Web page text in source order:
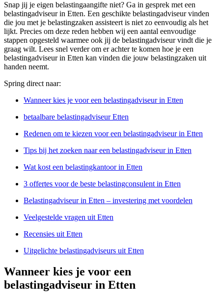
Snap jij je eigen belastingaangifte niet? Ga in gesprek met een
belastingadviseur in Etten. Een geschikte belastingadviseur vinden
die jou met je belastingzaken assisteert is niet zo eenvoudig als het
lijkt. Precies om deze reden hebben wij een aantal eenvoudige
stappen opgesteld waarmee ook jij de belastingadviseur vindt die je
graag wilt. Lees snel verder om er achter te komen hoe je een
belastingadviseur in Etten kan vinden die jouw belastingzaken uit
handen neemt.
Spring direct naar:
Wanneer kies je voor een belastingadviseur in Etten
betaalbare belastingadviseur Etten
Redenen om te kiezen voor een belastingadviseur in Etten
Tips bij het zoeken naar een belastingadviseur in Etten
Wat kost een belastingkantoor in Etten
3 offertes voor de beste belastingconsulent in Etten
Belastingadviseur in Etten – investering met voordelen
Veelgestelde vragen uit Etten
Recensies uit Etten
Uitgelichte belastingadviseurs uit Etten
Wanneer kies je voor een
belastingadviseur in Etten